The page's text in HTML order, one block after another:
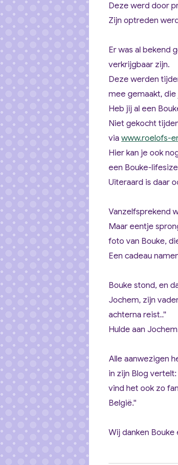
Deze werd door
Zijn optreden
Er was al bekend
verkrijgbaar zijn.
Deze werden
mee gemaakt,
Heb jij al een
Niet gekocht
viawww.roelofs-
Hier kan je ook
een Bouke-
Uiteraard is daar
Vanzelfsprekend
Maar eentje
foto van Bouke,
Een cadeau
Bouke stond, en
Jochem, zijn
achterna reist..''
Hulde aan
Alle aanwezigen
in zijn Blog vertelt:
vind het ook zo
België.''
Wij danken